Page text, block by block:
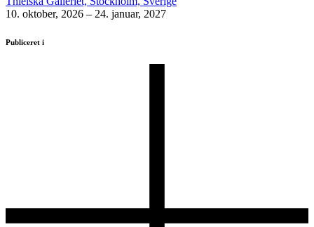
10. oktober, 2026 – 24. januar, 2027
Publiceret i